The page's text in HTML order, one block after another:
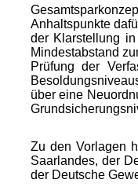
Anhaltspunkte
der Klarstellung
Mindestabstand
Prüfung der
über eine
Zu den Vorlagen
Saarlandes, der
der Deutsche